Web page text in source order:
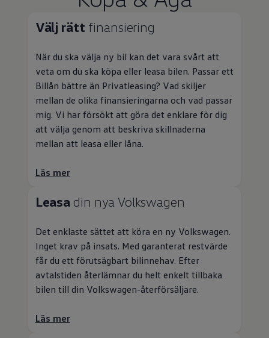
Välj rätt finansiering
När du ska välja ny bil kan det vara svårt att
veta om du ska köpa eller leasa bilen. Passar ett
Billån bättre än Privatleasing? Vad skiljer
mellan de olika finansieringarna och vad passar
mig. Vi har försökt att göra det enklare för dig
att välja genom att beskriva skillnaderna
mellan att leasa eller låna.
Läs mer
Leasa din nya Volkswagen
Det enklaste sättet att köra en ny Volkswagen.
Inget krav på insats. Med garanterat restvärde
får du ett förutsägbart bilinnehav. Efter
avtalstiden återlämnar du helt enkelt tillbaka
bilen till din Volkswagen-återförsäljare.
Läs mer